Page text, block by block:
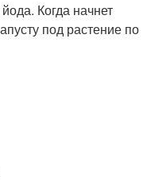
Когда начнет
под растение по